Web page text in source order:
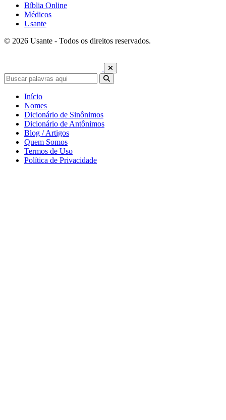
Bíblia Online
Médicos
Usante
© 2026 Usante - Todos os direitos reservados.
Início
Nomes
Dicionário de Sinônimos
Dicionário de Antônimos
Blog / Artigos
Quem Somos
Termos de Uso
Política de Privacidade